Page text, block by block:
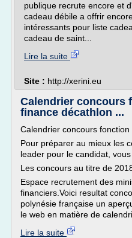
publique recrute encore et
cadeau débile a offrir
intéressants pour liste
cadeau de saint...
Lire la suite
Site : http://xerini.eu
Calendrier concours
finance décathlon ...
Calendrier concours
Pour préparer au mieux les
leader pour le candidat,
Les concours au titre de
Espace recrutement des
financiers.Voici resultat
polynésie française un
le web en matière de
Lire la suite